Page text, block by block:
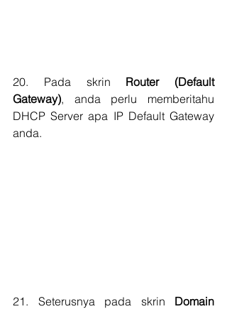
20. Pada skrin Router (Default
Gateway), anda perlu memberitahu
DHCP Server apa IP Default Gateway
anda.
21. Seterusnya pada skrin Domain